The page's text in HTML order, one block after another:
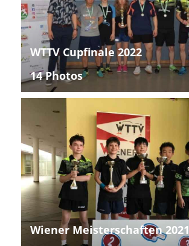
WTTV Cupfinale 2022
14 Photos
Wiener Meisterschaften 2021